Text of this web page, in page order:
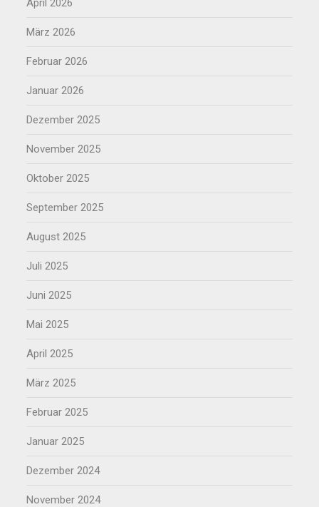
April 2026
März 2026
Februar 2026
Januar 2026
Dezember 2025
November 2025
Oktober 2025
September 2025
August 2025
Juli 2025
Juni 2025
Mai 2025
April 2025
März 2025
Februar 2025
Januar 2025
Dezember 2024
November 2024